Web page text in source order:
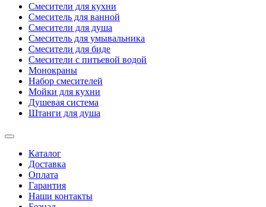
Смесители для кухни
Смеситель для ванной
Смесители для душа
Смеситель для умывальника
Смесители для биде
Смесители с питьевой водой
Монокраны
Набор смесителей
Мойки для кухни
Душевая система
Штанги для душа
Каталог
Доставка
Оплата
Гарантия
Наши контакты